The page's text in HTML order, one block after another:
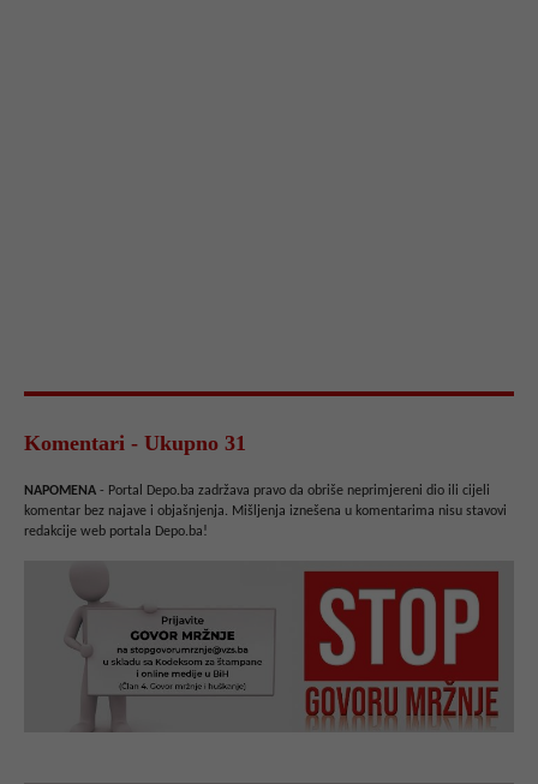
Komentari - Ukupno 31
NAPOMENA - Portal Depo.ba zadržava pravo da obriše neprimjereni dio ili cijeli
komentar bez najave i objašnjenja. Mišljenja iznešena u komentarima nisu stavovi
redakcije web portala Depo.ba!